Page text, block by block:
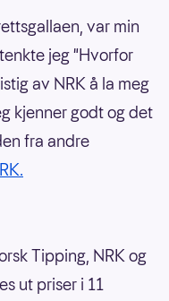
var min
jeg "Hvorfor
av NRK å la meg
kjenner godt og det
fra andre
Tipping, NRK og
ut priser i 11